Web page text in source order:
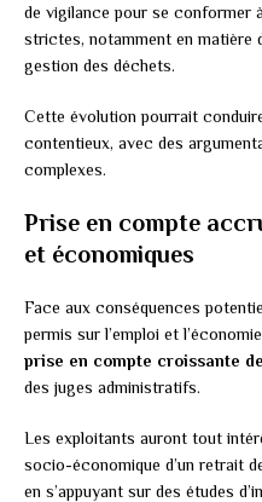
de vigilance pour se conformer
strictes, notamment en matière
gestion des déchets.
Cette évolution pourrait
contentieux, avec des
complexes.
Prise en compte
et économiques
Face aux conséquences
permis sur l’emploi et
prise en compte croissante
des juges administratifs.
Les exploitants auront tout
socio-économique d’un retrait
en s’appuyant sur des études